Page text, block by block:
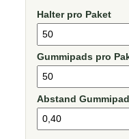
Halter pro Paket
Gummipads pro
Abstand